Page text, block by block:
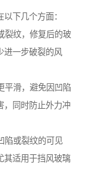
下几个方面：
裂纹，修复后的玻
进一步破裂的风
平滑，避免因凹陷
，同时防止外力冲
陷或裂纹的可见
其适用于挡风玻璃